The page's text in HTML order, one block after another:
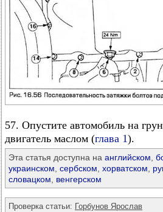
57. Опустите автомобиль на
двигатель маслом (глава 1).
Эта статья доступна на английском
украинском сербском хорватском
словацком
венгерском
Проверка статьи: Горбунов Ярослав